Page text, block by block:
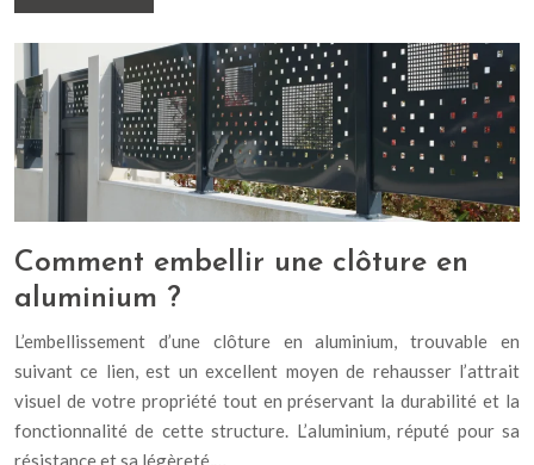
Comment embellir une clôture en
aluminium ?
L’embellissement d’une clôture en aluminium, trouvable en
suivant ce lien, est un excellent moyen de rehausser l’attrait
visuel de votre propriété tout en préservant la durabilité et la
fonctionnalité de cette structure. L’aluminium, réputé pour sa
résistance et sa légèreté,…